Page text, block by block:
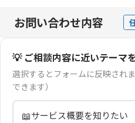
お問い合わせ内容
💡 ご相談内容に近いテーマ
選択するとフォームに反映され
できます）
📖サービス概要を知りたい